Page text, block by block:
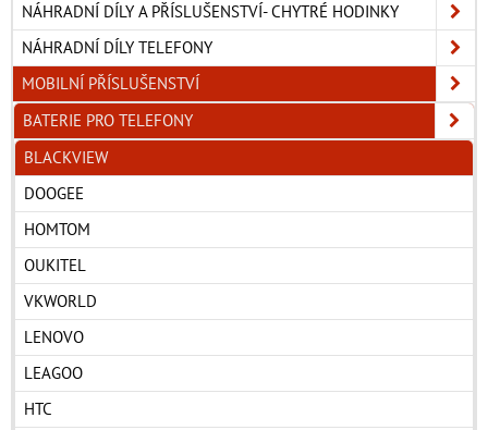
NÁHRADNÍ DÍLY A PŘÍSLUŠENSTVÍ- CHYTRÉ HODINKY
NÁHRADNÍ DÍLY TELEFONY
MOBILNÍ PŘÍSLUŠENSTVÍ
BATERIE PRO TELEFONY
BLACKVIEW
DOOGEE
HOMTOM
OUKITEL
VKWORLD
LENOVO
LEAGOO
HTC